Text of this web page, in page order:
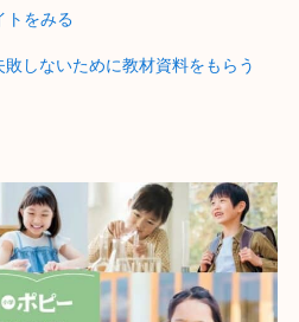
トをみる
敗しないために教材資料をもらう